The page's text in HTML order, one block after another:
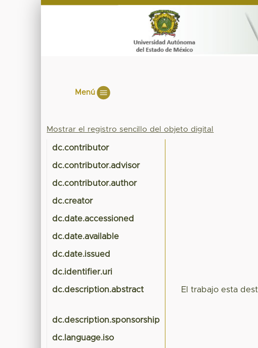
Menú
Mostrar el registro sencillo del objeto digital
dc.contributor
dc.contributor.advisor
dc.contributor.author
dc.creator
dc.date.accessioned
dc.date.available
dc.date.issued
dc.identifier.uri
dc.description.abstract
El trabajo esta
dc.description.sponsorship
dc.language.iso